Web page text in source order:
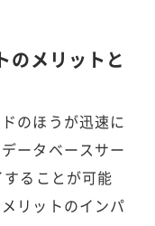
のメリットと
のほうが迅速に
ータベースサー
ることが可能
リットのインパ